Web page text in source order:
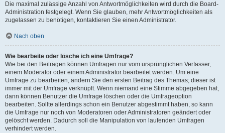
Die maximal zulässige Anzahl von Antwortmöglichkeiten wird durch die Board-
Administration festgelegt. Wenn Sie glauben, mehr Antwortmöglichkeiten als
zugelassen zu benötigen, kontaktieren Sie einen Administrator.
Nach oben
Wie bearbeite oder lösche ich eine Umfrage?
Wie bei den Beiträgen können Umfragen nur vom ursprünglichen Verfasser,
einem Moderator oder einem Administrator bearbeitet werden. Um eine
Umfrage zu bearbeiten, ändern Sie den ersten Beitrag des Themas; dieser ist
immer mit der Umfrage verknüpft. Wenn niemand eine Stimme abgegeben hat,
dann können Benutzer die Umfrage löschen oder die Umfrageoption
bearbeiten. Sollte allerdings schon ein Benutzer abgestimmt haben, so kann
die Umfrage nur noch von Moderatoren oder Administratoren geändert oder
gelöscht werden. Dadurch soll die Manipulation von laufenden Umfragen
verhindert werden.